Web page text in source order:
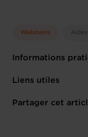
Webinaire
Informations
Lundi 11 Nov 2024
Online Workshop
Liens utiles
M'inscrire
Partager cet